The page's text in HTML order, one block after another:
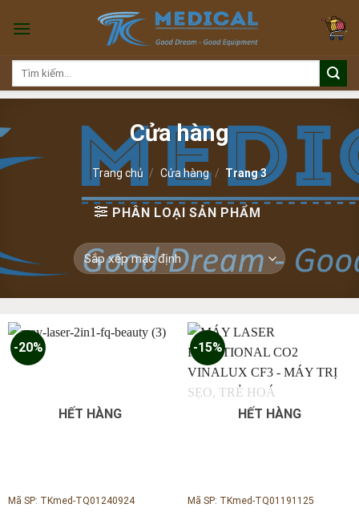
Tìm
Cửa hàng
Trang chủ / Cửa hàng / Trang 3
PHÂN LOẠI SẢN PHẨM
-20%
HẾT HÀNG
Mã SP: TKmed-TQ01240924
-15%
HẾT HÀNG
Mã SP: TKmed-TQ01191125